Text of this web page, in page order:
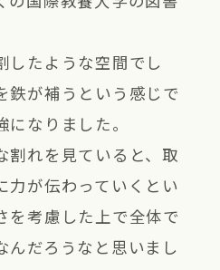
したような空間でし
鉄が補うという感じで
なりました。
割れを見ていると、取
力が伝わっていくとい
を考慮した上で全体で
んだろうなと思いまし